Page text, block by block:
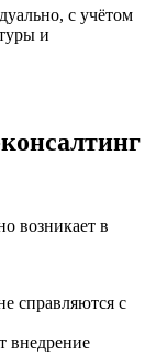
с учётом
и
возникает в
справляются с
внедрение